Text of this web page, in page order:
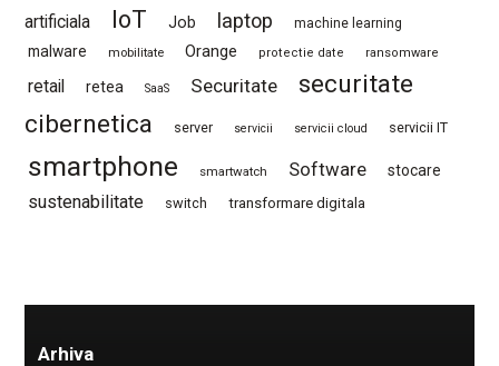
artificiala
IoT Job laptop machine learning
malware mobilitate Orange protectie date ransomware
retail retea SaaS Securitate
securitate
cibernetica
server servicii servicii cloud servicii IT
smartphone smartwatch Software stocare
sustenabilitate switch transformare digitala
Arhiva